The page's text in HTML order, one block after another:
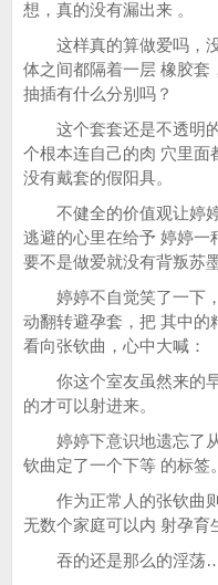
想，真的没有漏出来 。
这样真的算做爱吗，没
体之间都隔着一层 橡胶套
抽插有什么分别吗？
这个套套还是不透明的
个根本连自己的肉 穴里面
没有戴套的假阳具。
不健全的价值观让婷婷
逃避的心里在给予 婷婷一
要不是做爱就没有背叛
婷婷不自觉笑了一下，
动翻转避孕套，把 其中的
看向张钦曲，心中大喊：
你这个室友虽然来的早
的才可以射进来。
婷婷下意识地遗忘了从
钦曲定了一个下等 的标签。
作为正常人的张钦曲则
无数个家庭可以内 射孕育
吞的还是那么的淫荡